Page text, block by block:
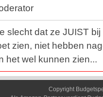
slecht dat ze JUIST
zien, niet hebben
het wel kunnen zien...
Copyright